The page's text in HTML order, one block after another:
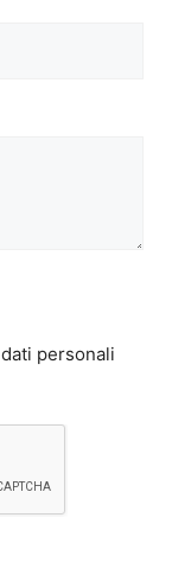
personali